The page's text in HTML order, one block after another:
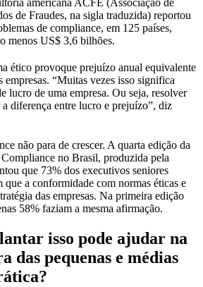
americana ACFE (Associação de
de Fraudes, na sigla traduzida) reportou
de compliance, em 125 países,
menos US$ 3,6 bilhões.
ético provoque prejuízo anual equivalente
empresas. “Muitas vezes isso significa
lucro de uma empresa. Ou seja, resolver
a diferença entre lucro e prejuízo”, diz
não para de crescer. A quarta edição da
no Brasil, produzida pela
que 73% dos executivos seniores
que a conformidade com normas éticas e
das empresas. Na primeira edição
58% faziam a mesma afirmação.
isso pode ajudar na
das pequenas e médias